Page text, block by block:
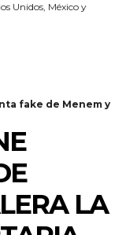
Unidos, México y